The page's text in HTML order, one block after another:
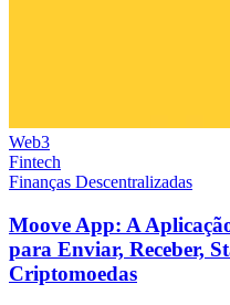
Web3
Fintech
Finanças Descentralizadas
Moove App: A
para Enviar, Receber,
Criptomoedas